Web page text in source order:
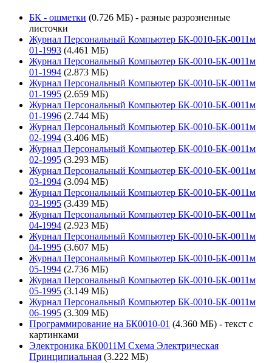
БК - ошметки (0.726 МБ) - разные разрозненные
листочки
Журнал Персональный Компьютер БК-0010-БК-0011м
01-1993 (4.461 МБ)
Журнал Персональный Компьютер БК-0010-БК-0011м
01-1994 (2.873 МБ)
Журнал Персональный Компьютер БК-0010-БК-0011м
01-1995 (2.659 МБ)
Журнал Персональный Компьютер БК-0010-БК-0011м
01-1996 (2.744 МБ)
Журнал Персональный Компьютер БК-0010-БК-0011м
02-1994 (3.406 МБ)
Журнал Персональный Компьютер БК-0010-БК-0011м
02-1995 (3.293 МБ)
Журнал Персональный Компьютер БК-0010-БК-0011м
03-1994 (3.094 МБ)
Журнал Персональный Компьютер БК-0010-БК-0011м
03-1995 (3.439 МБ)
Журнал Персональный Компьютер БК-0010-БК-0011м
04-1994 (2.923 МБ)
Журнал Персональный Компьютер БК-0010-БК-0011м
04-1995 (3.607 МБ)
Журнал Персональный Компьютер БК-0010-БК-0011м
05-1994 (2.736 МБ)
Журнал Персональный Компьютер БК-0010-БК-0011м
05-1995 (3.149 МБ)
Журнал Персональный Компьютер БК-0010-БК-0011м
06-1995 (3.309 МБ)
Программирование на БК0010-01 (4.360 МБ) - текст с
картинками
Электроника БК0011М Схема Электрическая
Принципиальная (3.222 МБ)